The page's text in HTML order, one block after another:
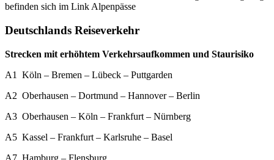
befinden sich im Link Alpenpässe
Deutschlands Reiseverkehr
Strecken mit erhöhtem Verkehrsaufkommen und Staurisiko
A1 Köln – Bremen – Lübeck – Puttgarden
A2 Oberhausen – Dortmund – Hannover – Berlin
A3 Oberhausen – Köln – Frankfurt – Nürnberg
A5 Kassel – Frankfurt – Karlsruhe – Basel
A7 Hamburg – Flensburg